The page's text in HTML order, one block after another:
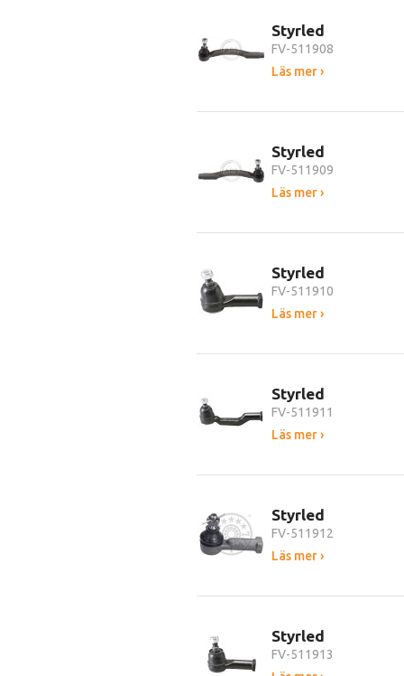
Styrled
FV-511908
Läs mer ›
Styrled
FV-511909
Läs mer ›
Styrled
FV-511910
Läs mer ›
Styrled
FV-511911
Läs mer ›
Styrled
FV-511912
Läs mer ›
Styrled
FV-511913